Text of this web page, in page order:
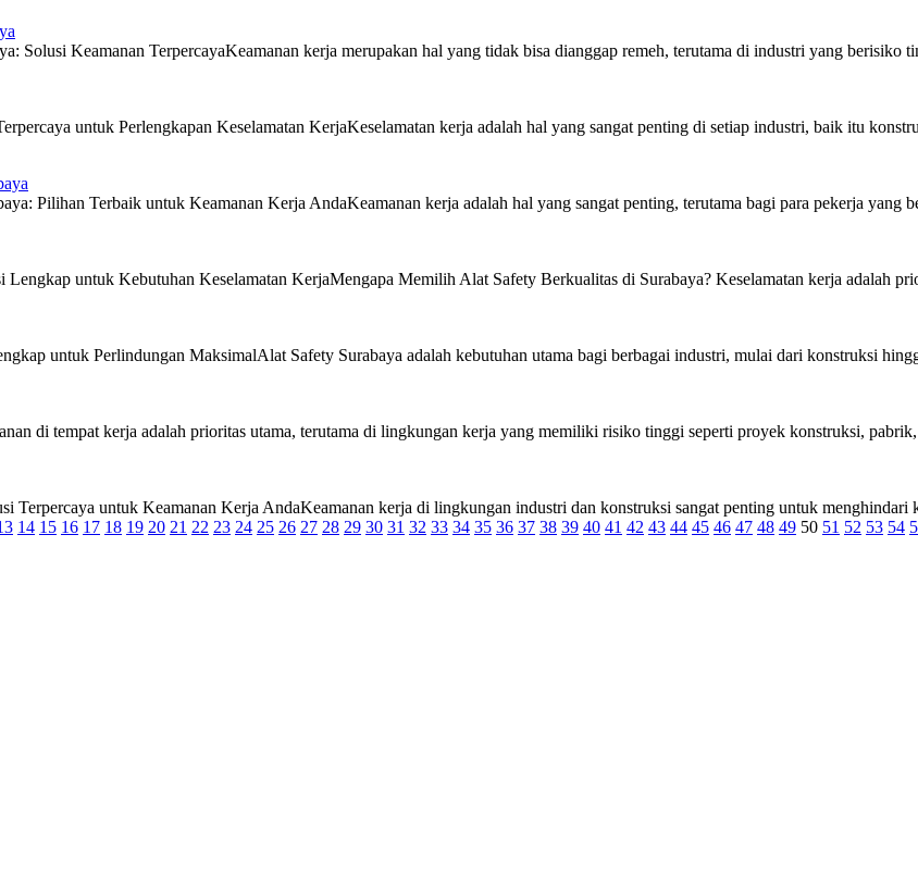
Solusi Keamanan TerpercayaKeamanan kerja merupakan hal yang tidak bisa dianggap remeh, terutama di industri yang berisiko
untuk Perlengkapan Keselamatan KerjaKeselamatan kerja adalah hal yang sangat penting di setiap industri, baik itu
Pilihan Terbaik untuk Keamanan Kerja AndaKeamanan kerja adalah hal yang sangat penting, terutama bagi para pekerja yang
Lengkap untuk Kebutuhan Keselamatan KerjaMengapa Memilih Alat Safety Berkualitas di Surabaya? Keselamatan kerja adalah
untuk Perlindungan MaksimalAlat Safety Surabaya adalah kebutuhan utama bagi berbagai industri, mulai dari konstruksi
di tempat kerja adalah prioritas utama, terutama di lingkungan kerja yang memiliki risiko tinggi seperti proyek konstruksi,
Terpercaya untuk Keamanan Kerja AndaKeamanan kerja di lingkungan industri dan konstruksi sangat penting untuk menghindari
14 15 16 17 18 19 20 21 22 23 24 25 26 27 28 29 30 31 32 33 34 35 36 37 38 39 40 41 42 43 44 45 46 47 48 49 50 51 52 53 54